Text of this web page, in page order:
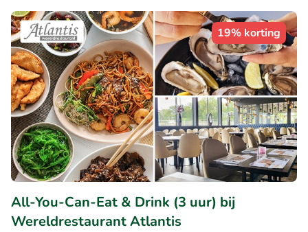
19% korting
All-You-Can-Eat & Drink (3 uur) bij
Wereldrestaurant Atlantis